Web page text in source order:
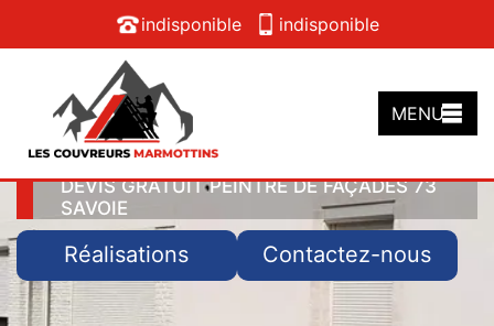
indisponible indisponible
MENU
DEVIS GRATUIT PEINTRE DE FAÇADES 73
SAVOIE
Réalisations Contactez-nous